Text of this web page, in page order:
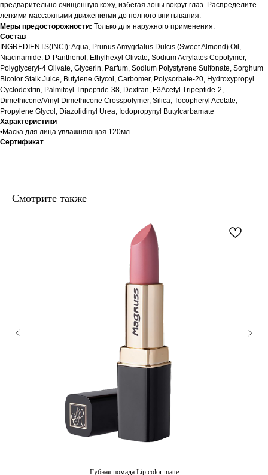
предварительно очищенную кожу, избегая зоны вокруг глаз. Распределите
легкими массажными движениями до полного впитывания.
Меры предосторожности: Только для наружного применения.
Состав
INGREDIENTS(INCI): Aqua, Prunus Amygdalus Dulcis (Sweet Almond) Oil,
Niacinamide, D-Panthenol, Ethylhexyl Olivate, Sodium Acrylates Copolymer,
Polyglyceryl-4 Olivate, Glycerin, Parfum, Sodium Polystyrene Sulfonate, Sorghum
Bicolor Stalk Juice, Butylene Glycol, Carbomer, Polysorbate-20, Hydroxypropyl
Cyclodextrin, Palmitoyl Tripeptide-38, Dextran, F3Acetyl Tripeptide-2,
Dimethicone/Vinyl Dimethicone Crosspolymer, Silica, Tocopheryl Acetate,
Propylene Glycol, Diazolidinyl Urea, Iodopropynyl Butylcarbamate
Характеристики
•Маска для лица увлажняющая 120мл.
Сертификат
Смотрите также
Губная помада Lip color matte